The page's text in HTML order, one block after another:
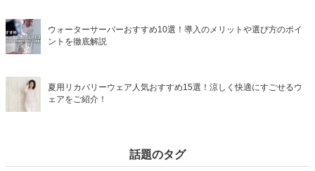
ウォーターサーバーおすすめ10選！導入のメリットや選び方のポイ
ントを徹底解説
夏用リカバリーウェア人気おすすめ15選！涼しく快適にすごせるウ
ェアをご紹介！
話題のタグ